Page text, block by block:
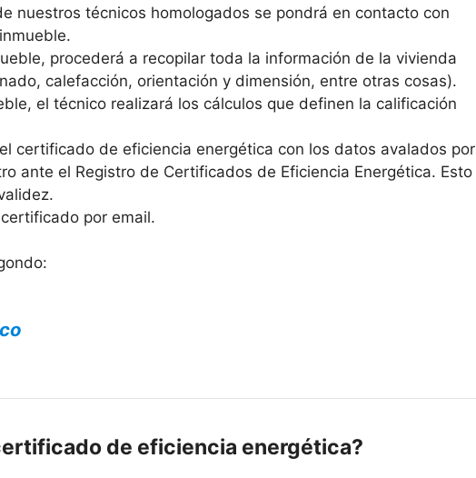
nuestros técnicos homologados se pondrá en contacto con
procederá a recopilar toda la información de la vivienda
calefacción, orientación y dimensión, entre otras cosas).
el técnico realizará los cálculos que definen la calificación
certificado de eficiencia energética con los datos avalados por
ante el Registro de Certificados de Eficiencia Energética. Esto
por email.
de eficiencia energética?